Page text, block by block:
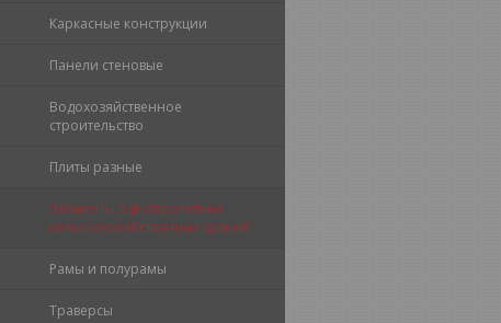
Каркасные конструкции
Панели стеновые
Водохозяйственное
строительство
Плиты разные
Элементы однопролётных
сельскохозяйственных зданий
Рамы и полурамы
Траверсы